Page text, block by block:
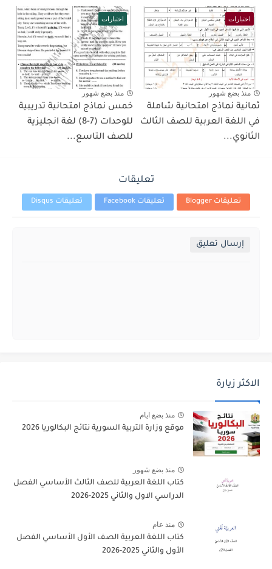
اختبارات
منذ بضع شهور
ثمانية نماذج امتحانية شاملة
في اللغة العربية للصف الثالث
الثانوي...
اختبارات
منذ بضع شهور
خمس نماذج امتحانية تدريبية
للوحدات (7-8) لغة انجليزية
للصف التاسع...
تعليقات
تعليقات Blogger تعليقات Facebook تعليقات Disqus
إرسال تعليق
الاكثر زيارة
منذ بضع ايام
موقع وزارة التربية السورية نتائج البكالوريا 2026
منذ بضع شهور
كتاب اللغة العربية للصف الثالث الأساسي الفصل
الدراسي الاول والثاني 2025-2026
منذ عام
كتاب اللغة العربية الصف الأول الأساسي الفصل
الأول والثاني 2025-2026